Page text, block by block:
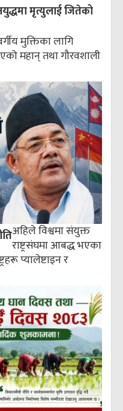
मृत्युलाई जितेको
मुक्तिका लागि
महान् तथा गौरवशाली
अहिले विश्वमा संयुक्त
राष्ट्रसंघमा आबद्ध भएका
प्यालेष्टाइन र